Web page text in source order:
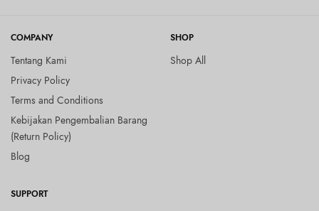
COMPANY
Tentang Kami
Privacy Policy
Terms and Conditions
Kebijakan Pengembalian Barang
(Return Policy)
Blog
SHOP
Shop All
SUPPORT